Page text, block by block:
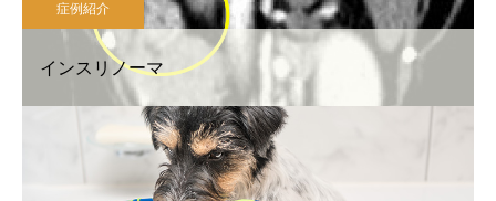
症例紹介
インスリノーマ